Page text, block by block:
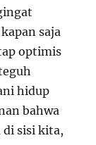
saja
optimis
hidup
bahwa
di sisi kita,